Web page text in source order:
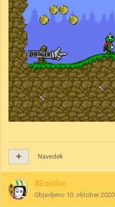
Navedek
XEcutIor
Objavljeno 10. oktober 2020